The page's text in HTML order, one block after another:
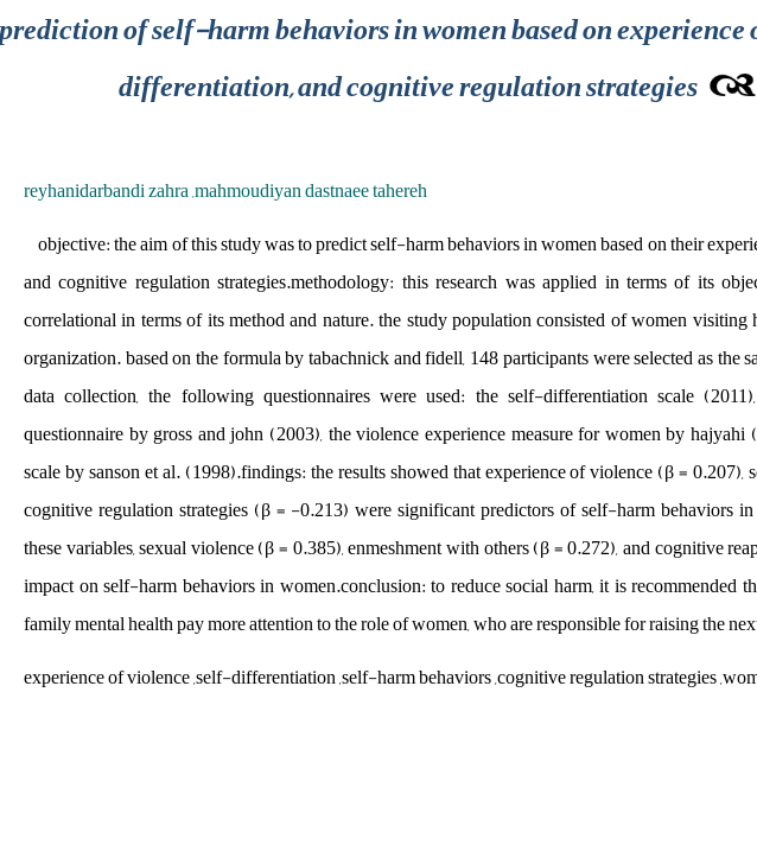
of self-harm behaviors in women based on
differentiation, and cognitive regulation strategies
reyhanidarbandi zahra ,mahmoudiyan dastnaee tahereh
objective: the aim of this study was to predict self-harm behaviors in women based on their
and cognitive regulation strategies.methodology: this research was applied in terms of its
correlational in terms of its method and nature. the study population consisted of women
organization. based on the formula by tabachnick and fidell, 148 participants were selected as the
data collection, the following questionnaires were used: the self-differentiation scale
questionnaire by gross and john (2003), the violence experience measure for women by
scale by sanson et al. (1998).findings: the results showed that experience of violence (β =
cognitive regulation strategies (β = -0.213) were significant predictors of self-harm behaviors
these variables, sexual violence (β = 0.385), enmeshment with others (β = 0.272), and cognitive
impact on self-harm behaviors in women.conclusion: to reduce social harm, it is recommended
family mental health pay more attention to the role of women, who are responsible for raising the
experience of violence ,self-differentiation ,self-harm behaviors ,cognitive regulation strategies